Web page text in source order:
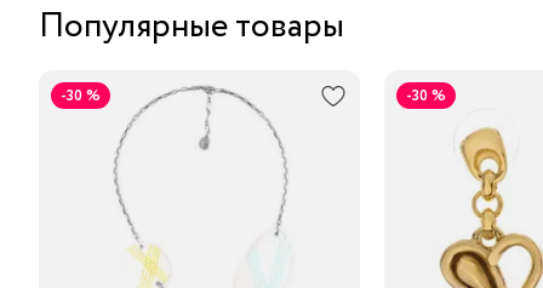
Популярные товары
-30 % -30 %